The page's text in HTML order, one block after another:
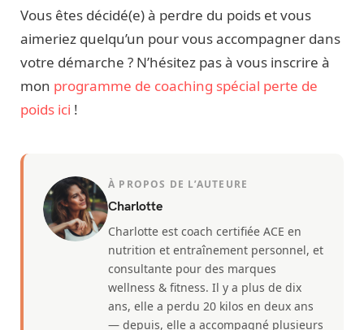
Vous êtes décidé(e) à perdre du poids et vous
aimeriez quelqu’un pour vous accompagner dans
votre démarche ? N’hésitez pas à vous inscrire à
mon programme de coaching spécial perte de
poids ici !
À PROPOS DE L’AUTEURE
Charlotte
Charlotte est coach certifiée ACE en
nutrition et entraînement personnel, et
consultante pour des marques
wellness & fitness. Il y a plus de dix
ans, elle a perdu 20 kilos en deux ans
— depuis, elle a accompagné plusieurs